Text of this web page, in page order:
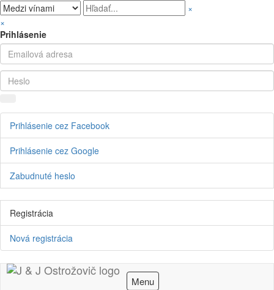
×
×
Prihlásenie
Prihlásenie cez Facebook
Prihlásenie cez Google
Zabudnuté heslo
Registrácia
Nová registrácia
Menu